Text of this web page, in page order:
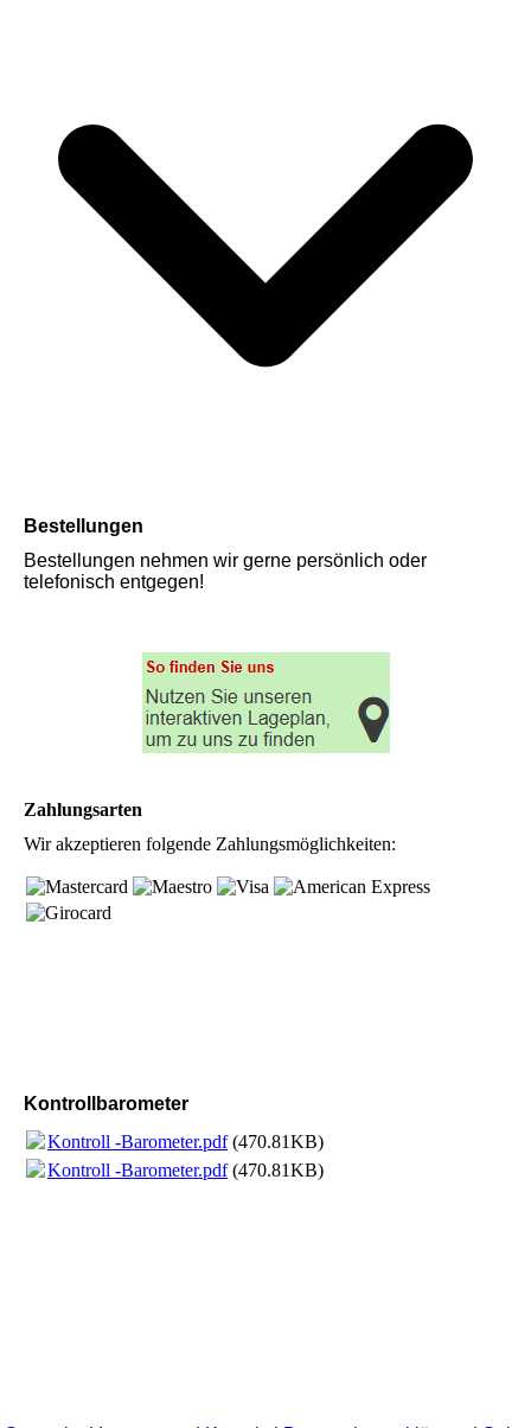
Bestellungen
Bestellungen nehmen wir gerne persönlich oder
telefonisch entgegen!
Zahlungsarten
Wir akzeptieren folgende Zahlungsmöglichkeiten:
Kontrollbarometer
Kontroll -Barometer.pdf(470.81KB)
Kontroll -Barometer.pdf(470.81KB)